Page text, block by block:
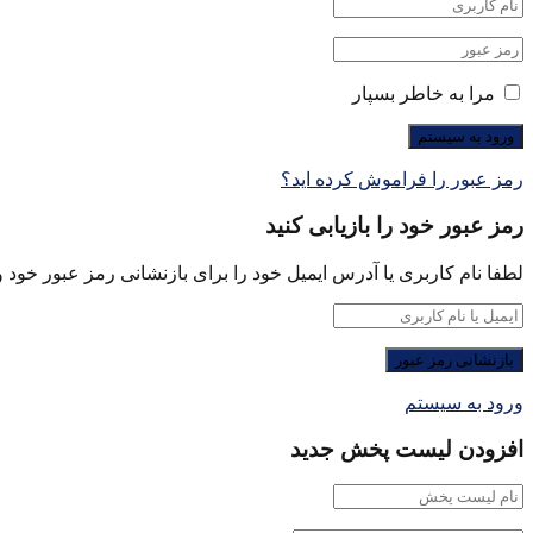
مرا به خاطر بسپار
رمز عبور را فراموش کرده اید؟
رمز عبور خود را بازیابی کنید
لطفا نام کاربری یا آدرس ایمیل خود را برای بازنشانی رمز عبور خود
ورود به سیستم
افزودن لیست پخش جدید